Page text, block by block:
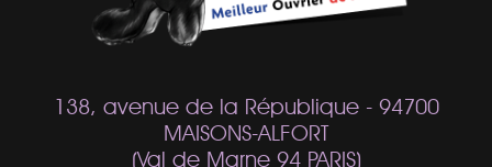
138, avenue de la République - 94700
MAISONS-ALFORT
(Val de Marne 94 PARIS)